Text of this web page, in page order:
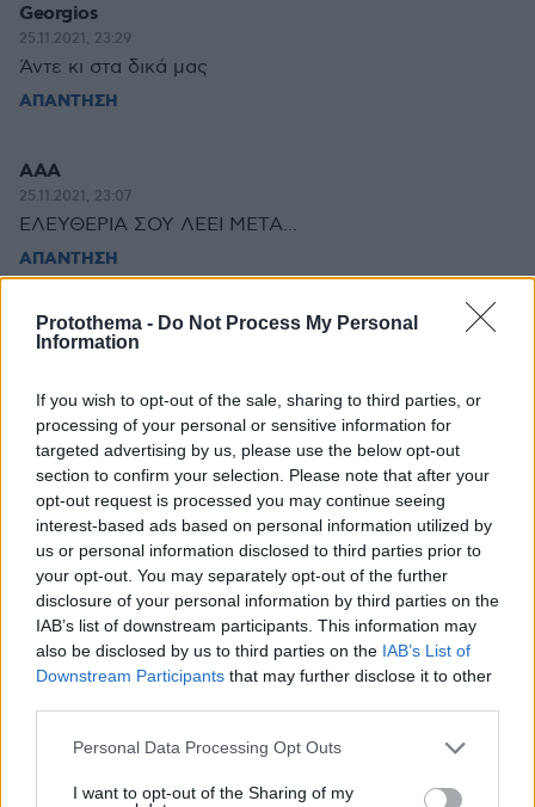
Protothema - Do Not Process My Personal
Information
If you wish to opt-out of the sale, sharing to third parties, or
processing of your personal or sensitive information for
targeted advertising by us, please use the below opt-out
section to confirm your selection. Please note that after your
opt-out request is processed you may continue seeing
interest-based ads based on personal information utilized by
us or personal information disclosed to third parties prior to
your opt-out. You may separately opt-out of the further
disclosure of your personal information by third parties on the
IAB’s list of downstream participants. This information may
also be disclosed by us to third parties on the IAB’s List of
Downstream Participants that may further disclose it to other
Please note that this website/app uses one or more Google
not limited to your visit or usage behaviour. You may click to
Personal Data Processing Opt Outs
I want to opt-out of the Sharing of my
Georgios
25.11.2021, 23:29
Άντε κι στα δικά μας
ΑΠΑΝΤΗΣΗ
ΑΑΑ
25.11.2021, 23:07
ΕΛΕΥΘΕΡΙΑ ΣΟΥ ΛΕΕΙ ΜΕΤΑ...
ΑΠΑΝΤΗΣΗ
Καποιοι
25.11.2021, 21:51
καλα.
ΑΠΑΝΤΗΣΗ
ΠΡΟΣΘΗΚΗ ΣΧΟΛΙΟΥ
ΌΝΟΜΑ *
EMAIL